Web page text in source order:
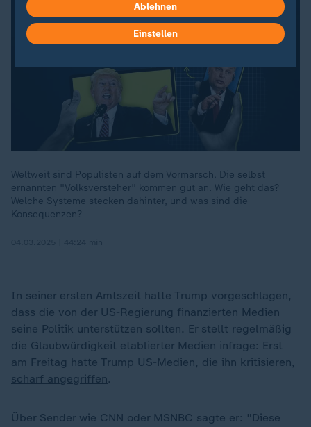
Weltweit sind Populisten auf dem Vormarsch. Die selbst
ernannten "Volksversteher" kommen gut an. Wie geht das?
Welche Systeme stecken dahinter, und was sind die
Konsequenzen?
In seiner ersten Amtszeit hatte Trump vorgeschlagen,
dass die von der US-Regierung finanzierten Medien
seine Politik unterstützen sollten. Er stellt regelmäßig
die Glaubwürdigkeit etablierter Medien infrage: Erst
am Freitag hatte Trump US-Medien, die ihn kritisieren,
scharf angegriffen.
Über Sender wie CNN oder MSNBC sagte er: "Diese
Ablehnen
Einstellen